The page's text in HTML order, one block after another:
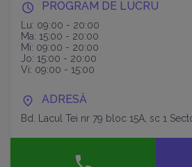
PROGRAM DE LUCRU
Lu: 09:00 - 20:00
Ma: 15:00 - 20:00
Mi: 09:00 - 20:00
Jo: 15:00 - 20:00
Vi: 09:00 - 15:00
ADRESĂ
Bd. Lacul Tei nr 79 bloc 15A, sc 1